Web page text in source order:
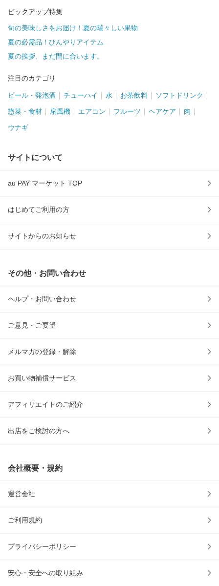
ピックアップ特集
旬の美味しさをお届け！夏の瑞々しい果物
夏の必需品！ひんやりアイテム
夏の挨拶、まだ間に合います。
注目のカテゴリ
ビール・発泡酒 チューハイ 水 お茶飲料 ソフトドリンク
惣菜・食材 扇風機 エアコン フルーツ ヘアケア 肉
ウナギ
サイトについて
au PAY マーケット TOP
はじめてご利用の方
サイトからのお知らせ
その他・お問い合わせ
ヘルプ・お問い合わせ
ご意見・ご要望
メルマガの登録・解除
お買い物補償サービス
アフィリエイトのご紹介
出店をご検討の方へ
会社概要・規約
運営会社
ご利用規約
プライバシーポリシー
安心・安全への取り組み